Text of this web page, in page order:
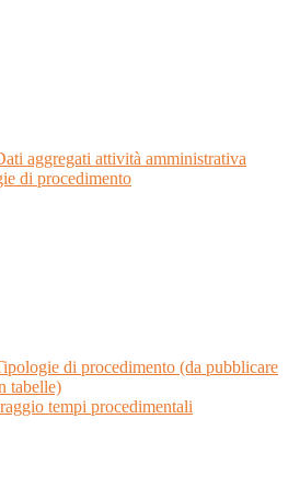
aggregati attività amministrativa
di procedimento
di procedimento (da pubblicare
tabelle)
tempi procedimentali